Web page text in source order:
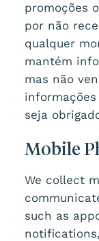
promoções
por não
qualquer
mantém
mas não
seja
Mobile
We collect
such as